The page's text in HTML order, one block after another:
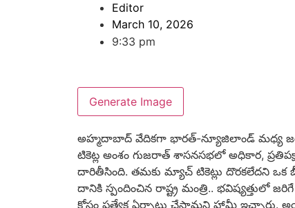
Editor
March 10, 2026
9:33 pm
Generate Image
అహ్మదాబాద్‌ వేదికగా భారత్-న్యూజిలాండ్ మధ్య
టికెట్ల అంశం గుజరాత్ శాసనసభలో అధికార,
దారితీసింది. తమకు మ్యాచ్ టికెట్లు దొరకలేదని ఒక
దానికి స్పందించిన రాష్ట్ర మంత్రి.. భవిష్యత్తులో
కోసం ప్రత్యేక ఏర్పాట్లు చేస్తామని హామీ ఇచ్చారు.